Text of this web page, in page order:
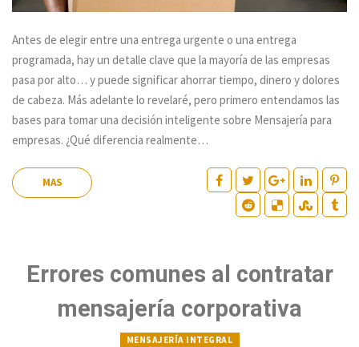
Antes de elegir entre una entrega urgente o una entrega
programada, hay un detalle clave que la mayoría de las empresas
pasa por alto… y puede significar ahorrar tiempo, dinero y dolores
de cabeza. Más adelante lo revelaré, pero primero entendamos las
bases para tomar una decisión inteligente sobre Mensajería para
empresas. ¿Qué diferencia realmente…
MAS
Errores comunes al contratar
mensajería corporativa
MENSAJERÍA INTEGRAL